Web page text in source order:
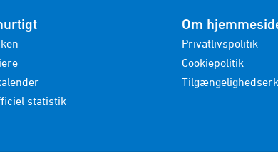
statistik
Om
Privatlivspolitik
Cookiepolitik